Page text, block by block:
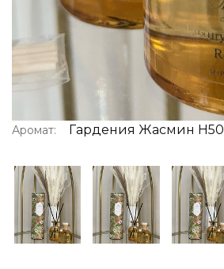
Аромат: Гардения Жасмин H50